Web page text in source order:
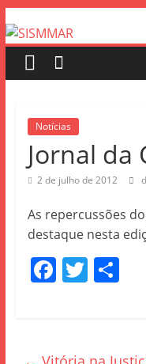
Notícias
Jornal da
2 de julho de 2012
As repercussões
destaque nesta
F T S